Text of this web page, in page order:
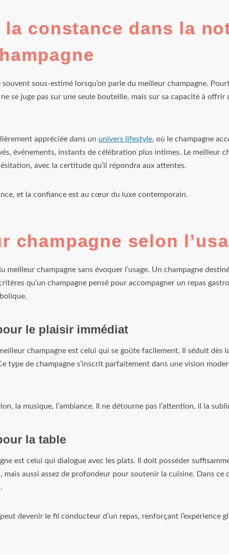
la constance dans la
sous-estimé lorsqu’on parle du meilleur champagne.
se juge pas sur une seule bouteille, mais sur sa capacité à offrir
appréciée dans un univers lifestyle, où le champagne
événements, instants de célébration plus intimes. Le meilleur
avec la certitude qu’il répondra aux attentes.
et la confiance est au cœur du luxe contemporain.
champagne selon
meilleur champagne sans évoquer l’usage. Un champagne
qu’un champagne pensé pour accompagner un repas
le plaisir immédiat
champagne est celui qui se goûte facilement. Il séduit dès
type de champagne s’inscrit parfaitement dans une vision
la musique, l’ambiance. Il ne détourne pas l’attention, il la
la table
est celui qui dialogue avec les plats. Il doit posséder
aussi assez de profondeur pour soutenir la cuisine. Dans ce
devenir le fil conducteur d’un repas, renforçant l’expérience